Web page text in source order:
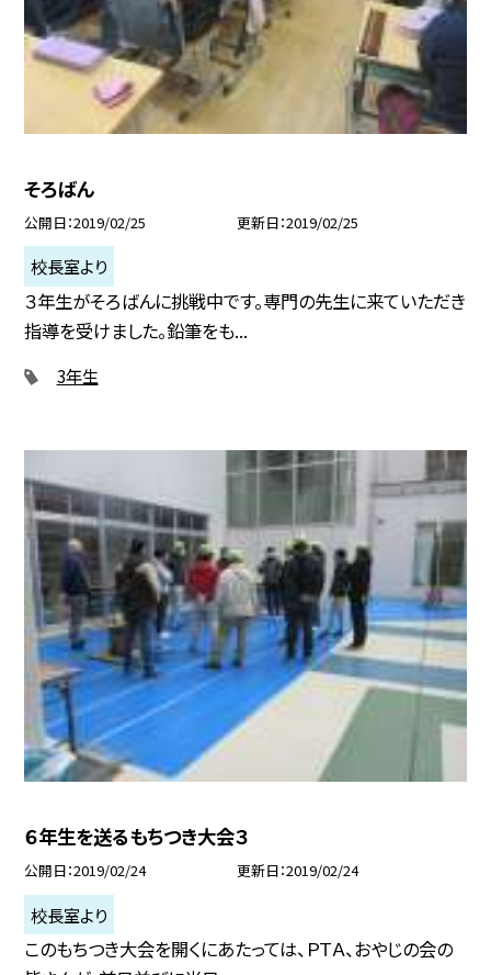
そろばん
公開日 2019/02/25 更新日 2019/02/25
校長室より
３年生がそろばんに挑戦中です。専門の先生に来ていただき
指導を受けました。鉛筆をも...
3年生
６年生を送るもちつき大会３
公開日 2019/02/24 更新日 2019/02/24
校長室より
このもちつき大会を開くにあたっては、ＰＴＡ、おやじの会の